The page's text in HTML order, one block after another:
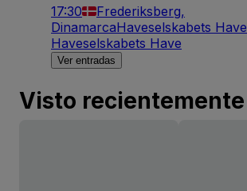
17:30
Frederiksberg,
DinamarcaHaveselskabets Have
Haveselskabets Have
Ver entradas
Visto recientemente